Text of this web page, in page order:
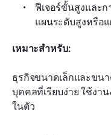
ฟีเจอร์ขั้นสูงและ
แผนระดับสูงหรือ
เหมาะสำหรับ:
ธุรกิจขนาดเล็กและขน
บุคคลที่เรียบง่าย ใช้งา
ในตัว